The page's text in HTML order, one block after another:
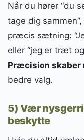
Når du hører “du
tage dig
præcis sætning:
eller “jeg er træt
Præcision skaber
bedre valg.
5) Vær
beskytte